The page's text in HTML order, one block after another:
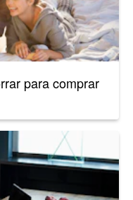
para comprar